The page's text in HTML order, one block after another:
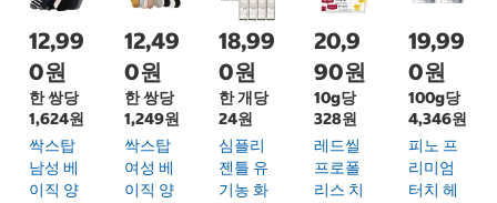
12,99
0원
한 쌍당
1,624원
싹스탑
남성 베
이직 양
12,49
0원
한 쌍당
1,249원
싹스탑
여성 베
이직 양
18,99
0원
한 개당
24원
심플리
젠틀 유
기농 화
20,9
90원
10g당
328원
레드씰
프로폴
리스 치
19,99
0원
100g당
4,346원
피노 프
리미엄
터치 헤